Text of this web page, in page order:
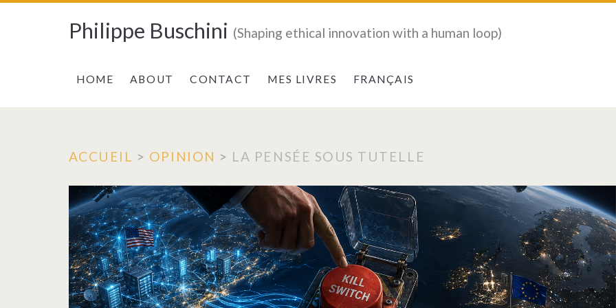
Philippe Buschini (Shaping ethical innovation with a human loop)
HOME ABOUT CONTACT MES LIVRES FRANÇAIS
ACCUEIL > OPINION > LA PENSÉE SOUS TUTELLE